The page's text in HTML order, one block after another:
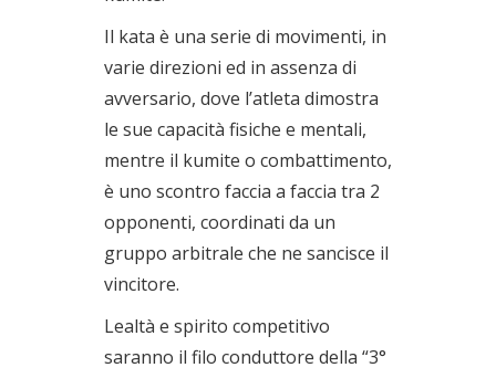
Il kata è una serie di movimenti, in
varie direzioni ed in assenza di
avversario, dove l’atleta dimostra
le sue capacità fisiche e mentali,
mentre il kumite o combattimento,
è uno scontro faccia a faccia tra 2
opponenti, coordinati da un
gruppo arbitrale che ne sancisce il
vincitore.
Lealtà e spirito competitivo
saranno il filo conduttore della “3°